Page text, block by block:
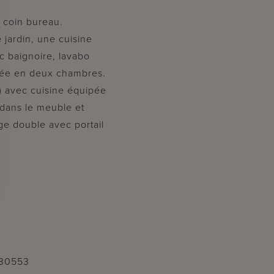
bureau.
jardin, une cuisine
baignoire, lavabo
en deux chambres.
avec cuisine équipée
le meuble et
double avec portail